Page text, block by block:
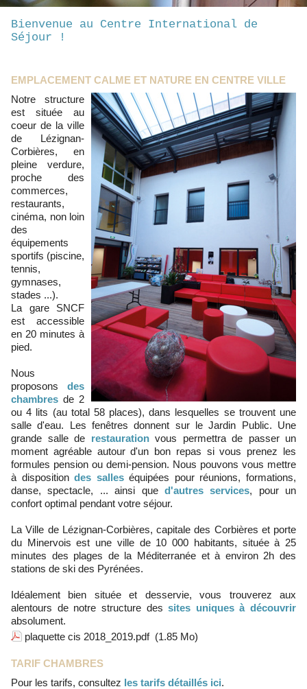
Bienvenue au Centre International de
Séjour !
EMPLACEMENT CALME ET NATURE EN CENTRE VILLE
Notre structure
est située au
coeur de la ville
de Lézignan-
Corbières, en
pleine verdure,
proche des
commerces,
restaurants,
cinéma, non loin
des
équipements
sportifs (piscine,
tennis,
gymnases,
stades ...).
La gare SNCF
est accessible
en 20 minutes à
pied.
Nous
proposons des
chambres de 2
ou 4 lits (au total 58 places), dans lesquelles se trouvent une
salle d'eau. Les fenêtres donnent sur le Jardin Public. Une
grande salle de restaurationvous permettra de passer un
moment agréable autour d'un bon repas si vous prenez les
formules pension ou demi-pension. Nous pouvons vous mettre
à dispositiondes salleséquipées pour réunions, formations,
danse, spectacle, ... ainsi que d'autres services, pour un
confort optimal pendant votre séjour.
La Ville de Lézignan-Corbières, capitale des Corbières et porte
du Minervois est une ville de 10 000 habitants, située à 25
minutes des plages de la Méditerranée et à environ 2h des
stations de ski des Pyrénées.
Idéalement bien située et desservie, vous trouverez aux
alentours de notre structure dessites uniques à découvrir
absolument.
plaquette cis 2018_2019.pdf (1.85 Mo)
TARIF CHAMBRES
Pour les tarifs, consultez les tarifs détaillés ici.